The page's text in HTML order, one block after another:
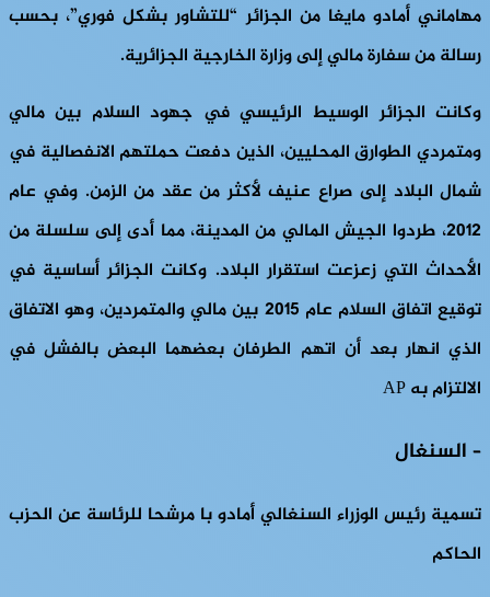
مهاماني أمادو مايغا من الجزائر “للتشاور بشكل فوري”، بحسب
رسالة من سفارة مالي إلى وزارة الخارجية الجزائرية.
وكانت الجزائر الوسيط الرئيسي في جهود السلام بين مالي
ومتمردي الطوارق المحليين، الذين دفعت حملتهم الانفصالية في
شمال البلاد إلى صراع عنيف لأكثر من عقد من الزمن. وفي عام
2012، طردوا الجيش المالي من المدينة، مما أدى إلى سلسلة من
الأحداث التي زعزعت استقرار البلاد. وكانت الجزائر أساسية في
توقيع اتفاق السلام عام 2015 بين مالي والمتمردين، وهو الاتفاق
الذي انهار بعد أن اتهم الطرفان بعضهما البعض بالفشل في
الالتزام به AP
– السنغال
تسمية رئيس الوزراء السنغالي أمادو با مرشحا للرئاسة عن الحزب
الحاكم